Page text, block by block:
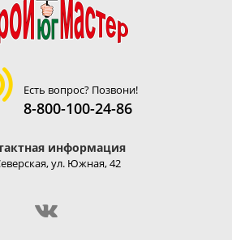
Есть вопрос? Позвони!
8-800-100-24-86
информация
ул. Южная, 42